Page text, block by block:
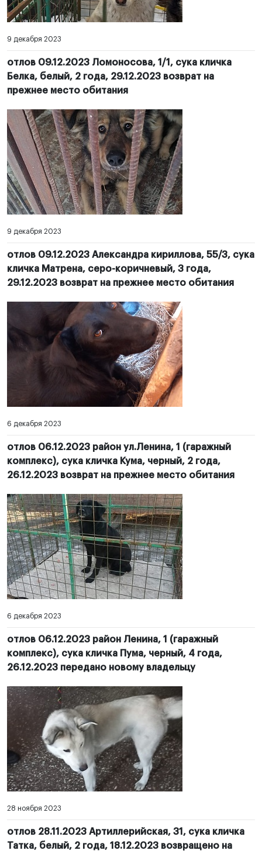
9 декабря 2023
отлов 09.12.2023 Ломоносова, 1/1, сука кличка
Белка, белый, 2 года, 29.12.2023 возврат на
прежнее место обитания
9 декабря 2023
отлов 09.12.2023 Александра кириллова, 55/3, сука
кличка Матрена, серо-коричневый, 3 года,
29.12.2023 возврат на прежнее место обитания
6 декабря 2023
отлов 06.12.2023 район ул.Ленина, 1 (гаражный
комплекс), сука кличка Кума, черный, 2 года,
26.12.2023 возврат на прежнее место обитания
6 декабря 2023
отлов 06.12.2023 район Ленина, 1 (гаражный
комплекс), сука кличка Пума, черный, 4 года,
26.12.2023 передано новому владельцу
28 ноября 2023
отлов 28.11.2023 Артиллерийская, 31, сука кличка
Татка, белый, 2 года, 18.12.2023 возвращено на